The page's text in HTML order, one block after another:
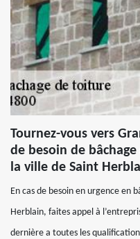
Tournez-vous vers
de besoin de
la ville de Saint
En cas de besoin en urgence en
Herblain, faites appel à
dernière a toutes les